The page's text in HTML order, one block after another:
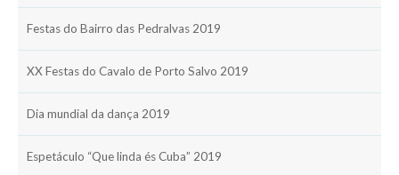
Festas do Bairro das Pedralvas 2019
XX Festas do Cavalo de Porto Salvo 2019
Dia mundial da dança 2019
Espetáculo “Que linda és Cuba” 2019